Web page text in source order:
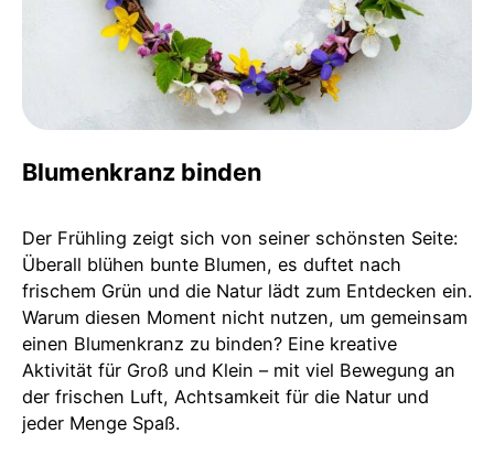
Blumenkranz binden
Der Frühling zeigt sich von seiner schönsten Seite:
Überall blühen bunte Blumen, es duftet nach
frischem Grün und die Natur lädt zum Entdecken ein.
Warum diesen Moment nicht nutzen, um gemeinsam
einen Blumenkranz zu binden? Eine kreative
Aktivität für Groß und Klein – mit viel Bewegung an
der frischen Luft, Achtsamkeit für die Natur und
jeder Menge Spaß.